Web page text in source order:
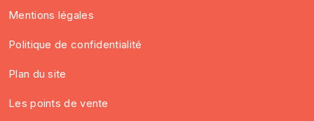
Mentions légales
Politique de confidentialité
Plan du site
Les points de vente